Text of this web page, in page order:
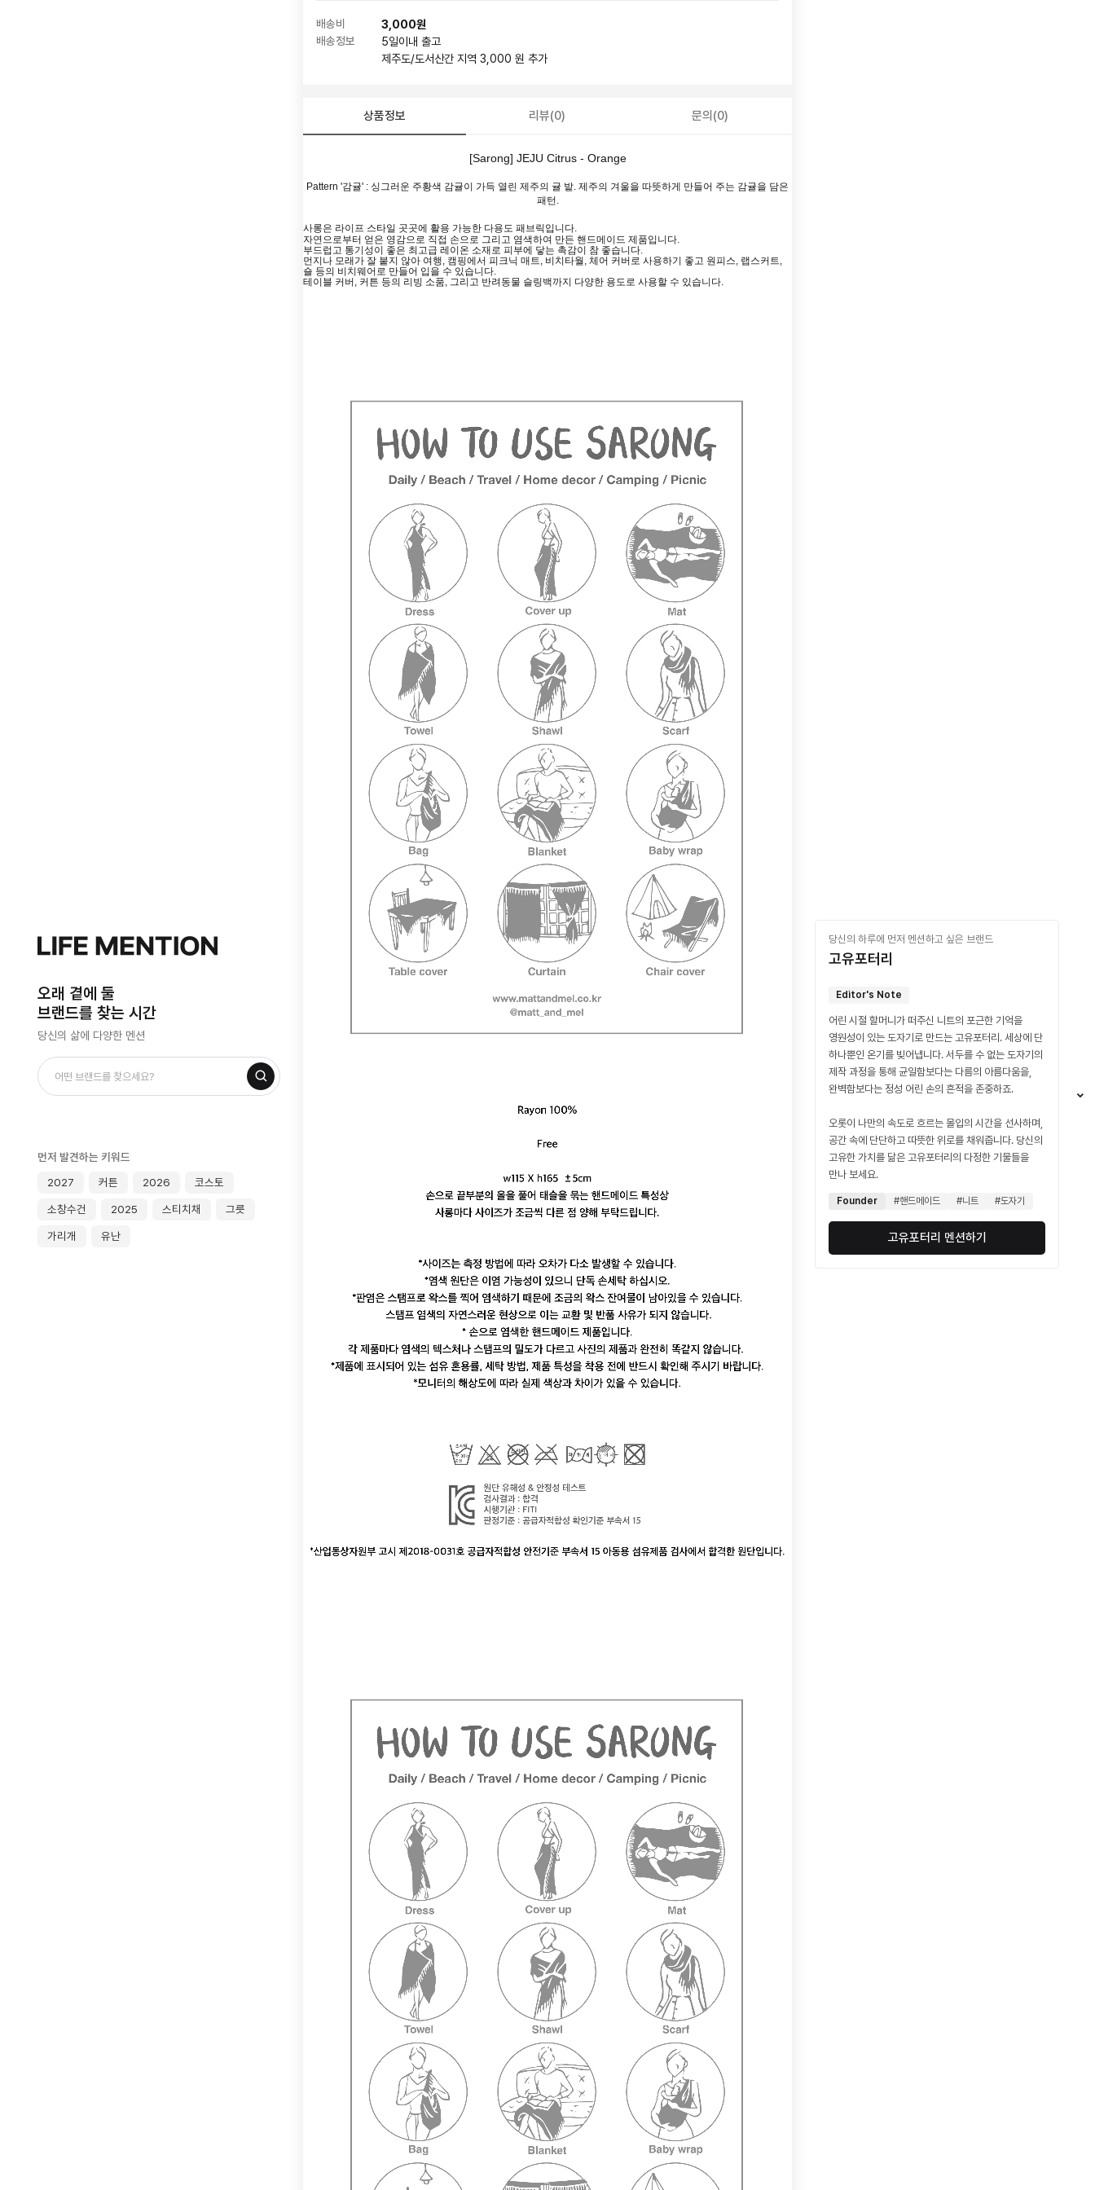
배송비 3,000원
배송정보 5일이내 출고
제주도/도서산간 지역 3,000 원 추가
상품정보 리뷰(0) 문의(0)
[Sarong] JEJU Citrus - Orange
Pattern '감귤' : 싱그러운 주황색 감귤이 가득 열린 제주의 귤 밭. 제주의 겨울을 따뜻하게 만들어 주는 감귤을 담은
패턴.
사롱은 라이프 스타일 곳곳에 활용 가능한 다용도 패브릭입니다.
자연으로부터 얻은 영감으로 직접 손으로 그리고 염색하여 만든 핸드메이드 제품입니다.
부드럽고 통기성이 좋은 최고급 레이온 소재로 피부에 닿는 촉감이 참 좋습니다.
먼지나 모래가 잘 붙지 않아 여행, 캠핑에서 피크닉 매트, 비치타월, 체어 커버로 사용하기 좋고 원피스, 랩스커트,
숄 등의 비치웨어로 만들어 입을 수 있습니다.
테이블 커버, 커튼 등의 리빙 소품, 그리고 반려동물 슬링백까지 다양한 용도로 사용할 수 있습니다.
오래 곁에 둘
브랜드를 찾는 시간
당신의 삶에 다양한 멘션
먼저 발견하는 키워드
2027
커튼 2026 코스토
소창수건 2025 스티치채 그릇
가리개 유난
당신의 하루에 먼저 멘션하고 싶은 브랜드
고유포터리
Editor's Note
어린 시절 할머니가 떠주신 니트의 포근한 기억을
영원성이 있는 도자기로 만드는 고유포터리. 세상에 단
하나뿐인 온기를 빚어냅니다. 서두를 수 없는 도자기의
제작 과정을 통해 균일함보다는 다름의 아름다움을,
완벽함보다는 정성 어린 손의 흔적을 존중하죠.
오롯이 나만의 속도로 흐르는 몰입의 시간을 선사하며,
공간 속에 단단하고 따뜻한 위로를 채워줍니다. 당신의
고유한 가치를 닮은 고유포터리의 다정한 기물들을
만나 보세요.
Founder #핸드메이드 #니트 #도자기
고유포터리 멘션하기